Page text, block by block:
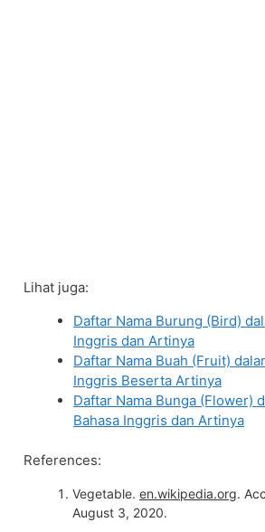
Lihat juga:
Daftar Nama Burung (Bird)
Inggris dan Artinya
Daftar Nama Buah (Fruit)
Inggris Beserta Artinya
Daftar Nama Bunga (Flower)
Bahasa Inggris dan Artinya
References:
Vegetable. en.wikipedia.org.
August 3, 2020.